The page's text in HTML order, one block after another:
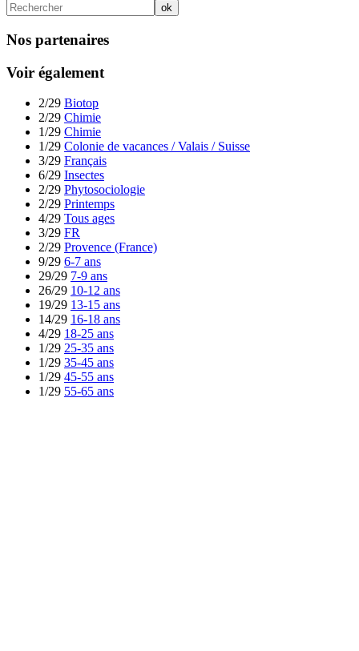
Nos partenaires
Voir également
2/29 Biotop
2/29 Chimie
1/29 Chimie
1/29 Colonie de vacances / Valais / Suisse
3/29 Français
6/29 Insectes
2/29 Phytosociologie
2/29 Printemps
4/29 Tous ages
3/29 FR
2/29 Provence (France)
9/29 6-7 ans
29/29 7-9 ans
26/29 10-12 ans
19/29 13-15 ans
14/29 16-18 ans
4/29 18-25 ans
1/29 25-35 ans
1/29 35-45 ans
1/29 45-55 ans
1/29 55-65 ans